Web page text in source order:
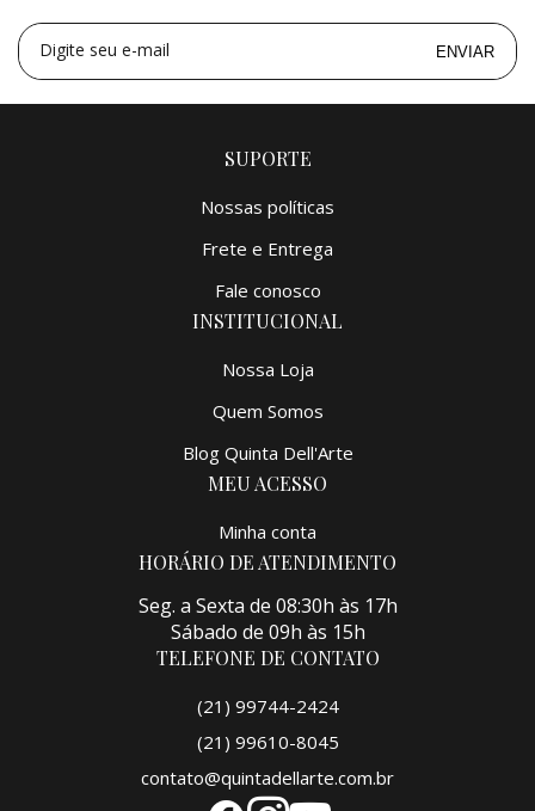
R$ 8.990,00
Digite seu e-mail ENVIAR
SUPORTE
Nossas políticas
Frete e Entrega
Fale conosco
INSTITUCIONAL
Nossa Loja
Quem Somos
Blog Quinta Dell'Arte
MEU ACESSO
Minha conta
HORÁRIO DE ATENDIMENTO
Seg. a Sexta de 08:30h às 17h
Sábado de 09h às 15h
TELEFONE DE CONTATO
(21) 99744-2424
(21) 99610-8045
contato@quintadellarte.com.br